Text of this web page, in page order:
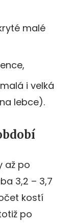
malé
i velká
lebce).
až po
3,2 – 3,7
kostí
po